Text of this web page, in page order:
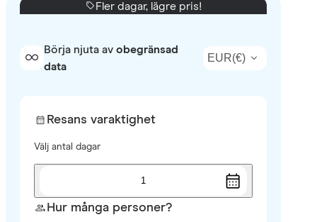
Fler dagar, lägre pris!
Börja njuta av obegränsad
data
EUR(€)
Resans varaktighet
Välj antal dagar
1
Hur många personer?